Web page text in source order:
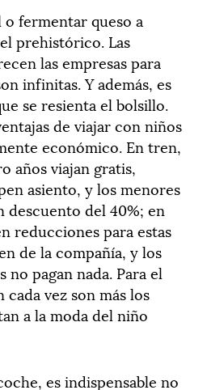
fermentar queso a
prehistórico. Las
las empresas para
infinitas. Y además, es
se resienta el bolsillo.
de viajar con niños
económico. En tren,
años viajan gratis,
asiento, y los menores
descuento del 40%; en
reducciones para estas
de la compañía, y los
no pagan nada. Para el
vez son más los
a la moda del niño
es indispensable no